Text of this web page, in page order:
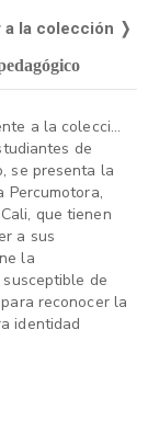
a la colección ❭
a la colección
de
se presenta la
que tienen
a sus
la
de
reconocer la
identidad